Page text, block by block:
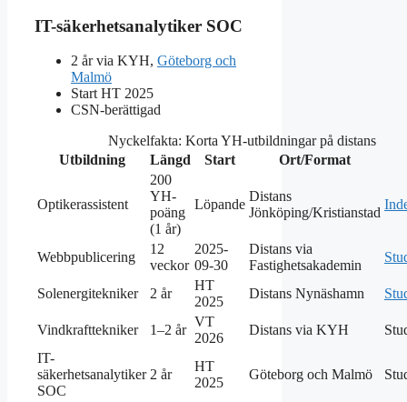
IT-säkerhetsanalytiker SOC
2 år via KYH, Göteborg och
Malmö
Start HT 2025
CSN-berättigad
Nyckelfakta: Korta YH-utbildningar på distans
Utbildning
Längd Start Ort/Format
Optikerassistent
200
YH-
poäng
(1 år)
Löpande
Distans
Jönköping/Kristianstad
Webbpublicering
12
veckor
2025-
09-30
Distans via
Fastighetsakademin
Solenergitekniker 2 år
HT
2025
Distans Nynäshamn
Vindkrafttekniker 1–2 år
VT
2026
Distans via KYH
IT-
säkerhetsanalytiker
SOC
2 år
HT
2025
Göteborg och Malmö